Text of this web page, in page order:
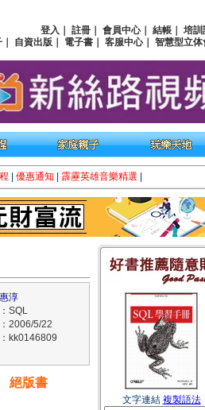
登入 註冊 會員中心｜ 結帳
培訓
自資出版 電子書 客服中心｜ 智慧型立体
優惠通知 霹靂英雄音樂精選
淳
SQL
2006/5/22
kk0146809
絕版書
文字連結 複製語法